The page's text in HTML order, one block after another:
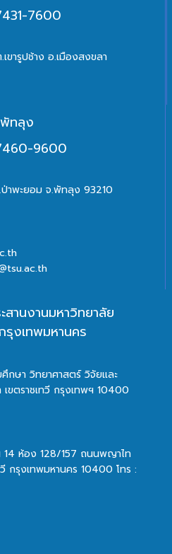
7600
ารูปช้าง อ.เมืองสงขลา
ทลุง
9600
าพะยอม จ.พัทลุง 93210
สานงานมหาวิทยาลัย
งเทพมหานคร
กษา วิทยาศาสตร์ วิจัยและ
ขตราชเทวี กรุงเทพฯ 10400
14 ห้อง 128/157 ถนนพญาไท
กรุงเทพมหานคร 10400 โทร :